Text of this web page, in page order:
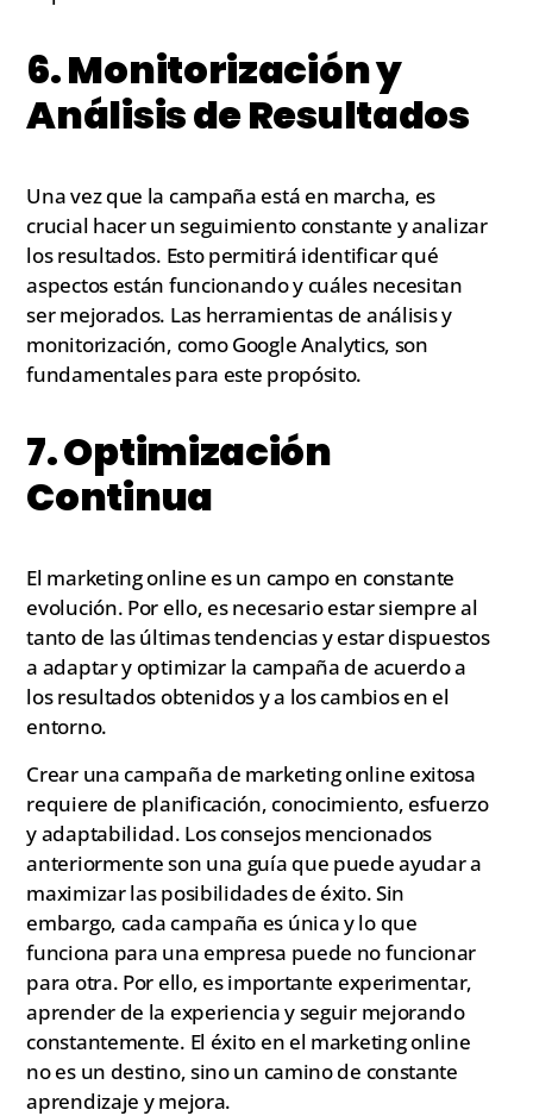
6. Monitorización y
Análisis de Resultados
Una vez que la campaña está en marcha, es
crucial hacer un seguimiento constante y analizar
los resultados. Esto permitirá identificar qué
aspectos están funcionando y cuáles necesitan
ser mejorados. Las herramientas de análisis y
monitorización, como Google Analytics, son
fundamentales para este propósito.
7. Optimización
Continua
El marketing online es un campo en constante
evolución. Por ello, es necesario estar siempre al
tanto de las últimas tendencias y estar dispuestos
a adaptar y optimizar la campaña de acuerdo a
los resultados obtenidos y a los cambios en el
entorno.
Crear una campaña de marketing online exitosa
requiere de planificación, conocimiento, esfuerzo
y adaptabilidad. Los consejos mencionados
anteriormente son una guía que puede ayudar a
maximizar las posibilidades de éxito. Sin
embargo, cada campaña es única y lo que
funciona para una empresa puede no funcionar
para otra. Por ello, es importante experimentar,
aprender de la experiencia y seguir mejorando
constantemente. El éxito en el marketing online
no es un destino, sino un camino de constante
aprendizaje y mejora.